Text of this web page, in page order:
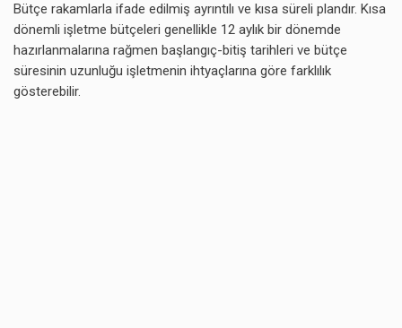
Bütçe rakamlarla ifade edilmiş ayrıntılı ve kısa süreli plandır. Kısa
dönemli işletme bütçeleri genellikle 12 aylık bir dönemde
hazırlanmalarına rağmen başlangıç-bitiş tarihleri ve bütçe
süresinin uzunluğu işletmenin ihtyaçlarına göre farklılık
gösterebilir.